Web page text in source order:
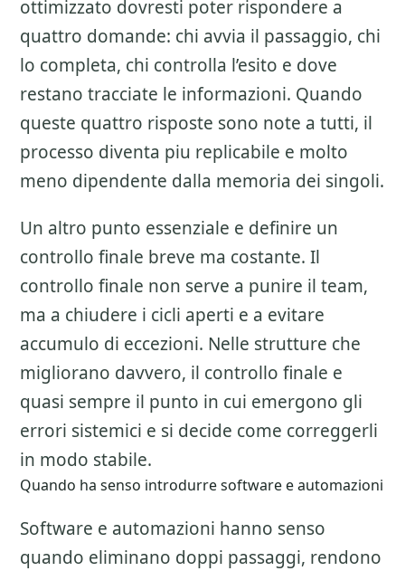
ottimizzato dovresti poter rispondere a
quattro domande: chi avvia il passaggio, chi
lo completa, chi controlla l’esito e dove
restano tracciate le informazioni. Quando
queste quattro risposte sono note a tutti, il
processo diventa piu replicabile e molto
meno dipendente dalla memoria dei singoli.
Un altro punto essenziale e definire un
controllo finale breve ma costante. Il
controllo finale non serve a punire il team,
ma a chiudere i cicli aperti e a evitare
accumulo di eccezioni. Nelle strutture che
migliorano davvero, il controllo finale e
quasi sempre il punto in cui emergono gli
errori sistemici e si decide come correggerli
in modo stabile.
Quando ha senso introdurre software e automazioni
Software e automazioni hanno senso
quando eliminano doppi passaggi, rendono